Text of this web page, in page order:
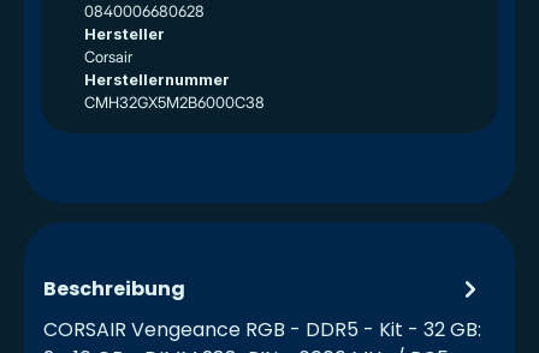
0840006680628
Hersteller
Corsair
Herstellernummer
CMH32GX5M2B6000C38
Beschreibung
CORSAIR Vengeance RGB - DDR5 - Kit - 32 GB: